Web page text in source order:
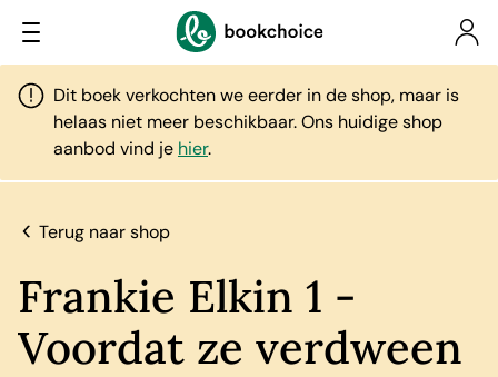
Dit boek verkochten we eerder in de shop, maar is
helaas niet meer beschikbaar. Ons huidige shop
aanbod vind je hier.
Terug naar shop
Frankie Elkin 1 -
Voordat ze verdween